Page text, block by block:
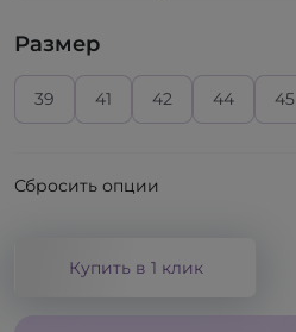
Размер
39 41 42 44 45
Сбросить опции
Купить в 1 клик